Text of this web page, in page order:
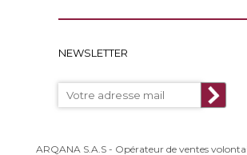
NEWSLETTER
ARQANA S.A.S - Opérateur de ventes